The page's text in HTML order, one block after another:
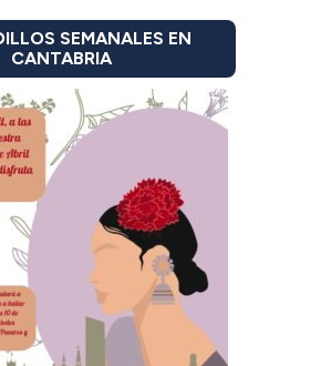
SEMANALES EN
CANTABRIA